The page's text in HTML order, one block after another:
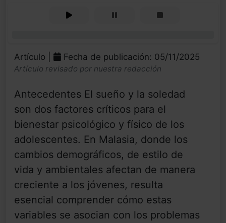
Artículo | Fecha de publicación: 05/11/2025
Artículo revisado por nuestra redacción
Antecedentes El sueño y la soledad
son dos factores críticos para el
bienestar psicológico y físico de los
adolescentes. En Malasia, donde los
cambios demográficos, de estilo de
vida y ambientales afectan de manera
creciente a los jóvenes, resulta
esencial comprender cómo estas
variables se asocian con los problemas